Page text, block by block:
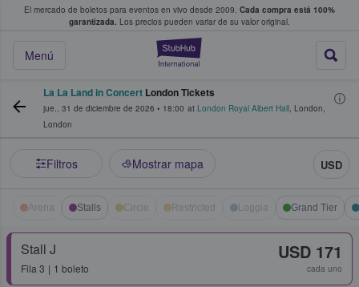
El mercado de boletos para eventos en vivo desde 2009. Cada compra está 100%
garantizada. Los precios pueden variar de su valor original.
StubHub: donde
Menú
fans compran y venden boletos
La La Land in Concert London Tickets
jue., 31 de diciembre de 2026 • 18:00 at London Royal Albert Hall, London,
London
Filtros Mostrar mapa USD
Arena Stalls Circle Restricted Loggia Grand Tier
Stall J
Fila 3 1 boleto
USD 171
cada uno